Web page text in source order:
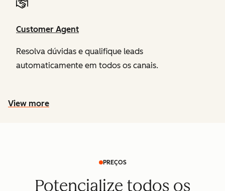
Customer Agent
Resolva dúvidas e qualifique leads
automaticamente em todos os canais.
View more
PREÇOS
Potencialize todos os